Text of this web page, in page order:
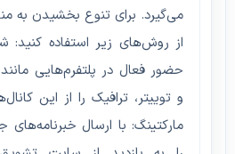
می‌گیرد. برای تنوع بخشیدن به
از روش‌های زیر استفاده کنید:
حضور فعال در پلتفرم‌هایی مانند
و توییتر، ترافیک را از این
مارکتینگ: با ارسال خبرنامه‌های